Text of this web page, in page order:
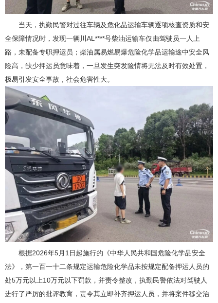
当天，执勤民警对过往车辆及危化品运输车辆逐项核查资质和安
全保障情况时，发现一辆川AL****号柴油运输车仅由驾驶员一人上
路，未配备专职押运员；柴油属易燃易爆危险化学品运输途中安全风
险高，缺少押运员意味着，一旦发生突发险情将无法及时有效处置，
极易引发安全事故，社会危害性大。
根据2026年5月1日起施行的《中华人民共和国危险化学品安全
法》，第一百一十二条规定运输危险化学品未按规定配备押运人员的
处5万元以上10万元以下罚款，并责令整改，执勤民警依法对驾驶人
进行了严厉的批评教育，责令其立即补齐押运人员，并将案件移交治